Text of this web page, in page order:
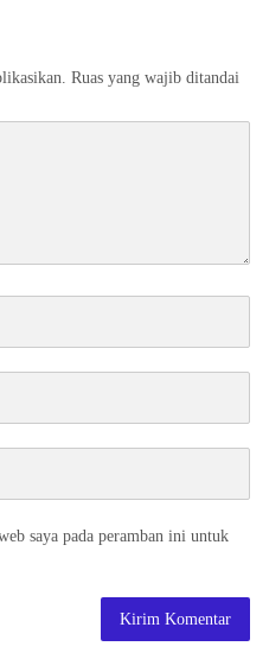
Ruas yang wajib ditandai
saya pada peramban ini untuk